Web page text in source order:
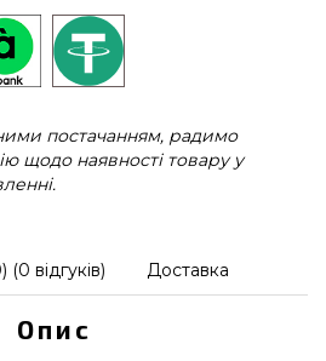
постачанням, радимо
щодо наявності товару у
(0 відгуків) Доставка
Опис